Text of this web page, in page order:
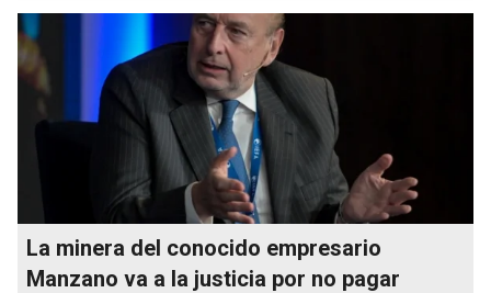
La minera del conocido empresario
Manzano va a la justicia por no pagar